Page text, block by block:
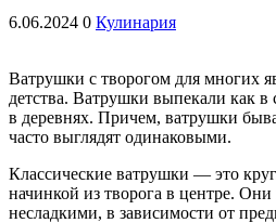
6.06.2024 0 Кулинария
Ватрушки с творогом для многих
детства. Ватрушки выпекали как в
в деревнях. Причем, ватрушки
часто выглядят одинаковыми.
Классические ватрушки — это
начинкой из творога в центре.
несладкими, в зависимости от